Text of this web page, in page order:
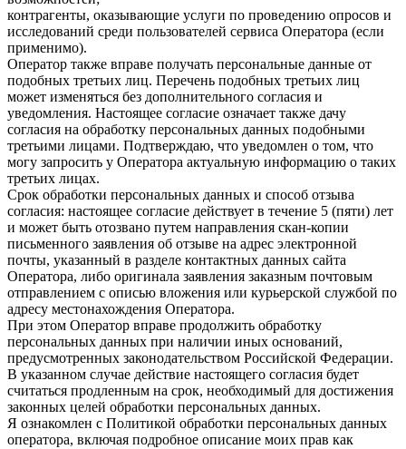
контрагенты, оказывающие услуги по проведению опросов и
исследований среди пользователей сервиса Оператора (если
применимо).
Оператор также вправе получать персональные данные от
подобных третьих лиц. Перечень подобных третьих лиц
может изменяться без дополнительного согласия и
уведомления. Настоящее согласие означает также дачу
согласия на обработку персональных данных подобными
третьими лицами. Подтверждаю, что уведомлен о том, что
могу запросить у Оператора актуальную информацию о таких
третьих лицах.
Срок обработки персональных данных и способ отзыва
согласия: настоящее согласие действует в течение 5 (пяти) лет
и может быть отозвано путем направления скан-копии
письменного заявления об отзыве на адрес электронной
почты, указанный в разделе контактных данных сайта
Оператора, либо оригинала заявления заказным почтовым
отправлением с описью вложения или курьерской службой по
адресу местонахождения Оператора.
При этом Оператор вправе продолжить обработку
персональных данных при наличии иных оснований,
предусмотренных законодательством Российской Федерации.
В указанном случае действие настоящего согласия будет
считаться продленным на срок, необходимый для достижения
законных целей обработки персональных данных.
Я ознакомлен с Политикой обработки персональных данных
оператора, включая подробное описание моих прав как